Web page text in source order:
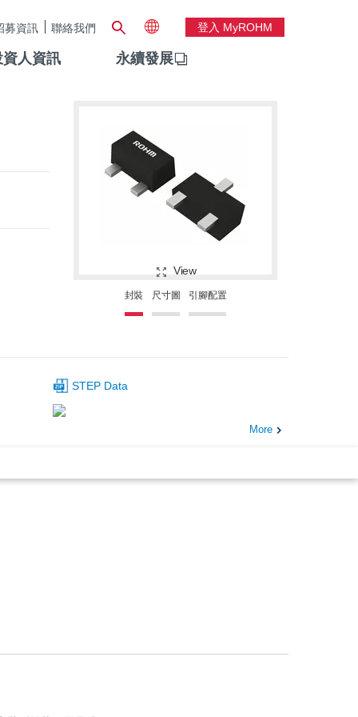
募資訊 聯絡我們 登入 MyROHM
人資訊 永續發展
View
封裝 尺寸圖 引腳配置
STEP Data
More